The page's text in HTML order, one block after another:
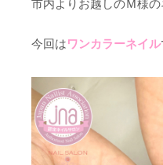
市内よりお越しのＭ様の
今回はワンカラーネイル